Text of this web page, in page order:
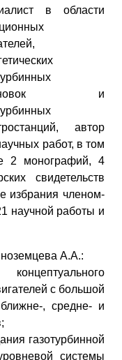
в области
и
автор
работ, в том
2 монографий, 4
свидетельств
избрания членом-
научной работы и
А.А.:
с большой
, средне- и
газотурбинной
системы